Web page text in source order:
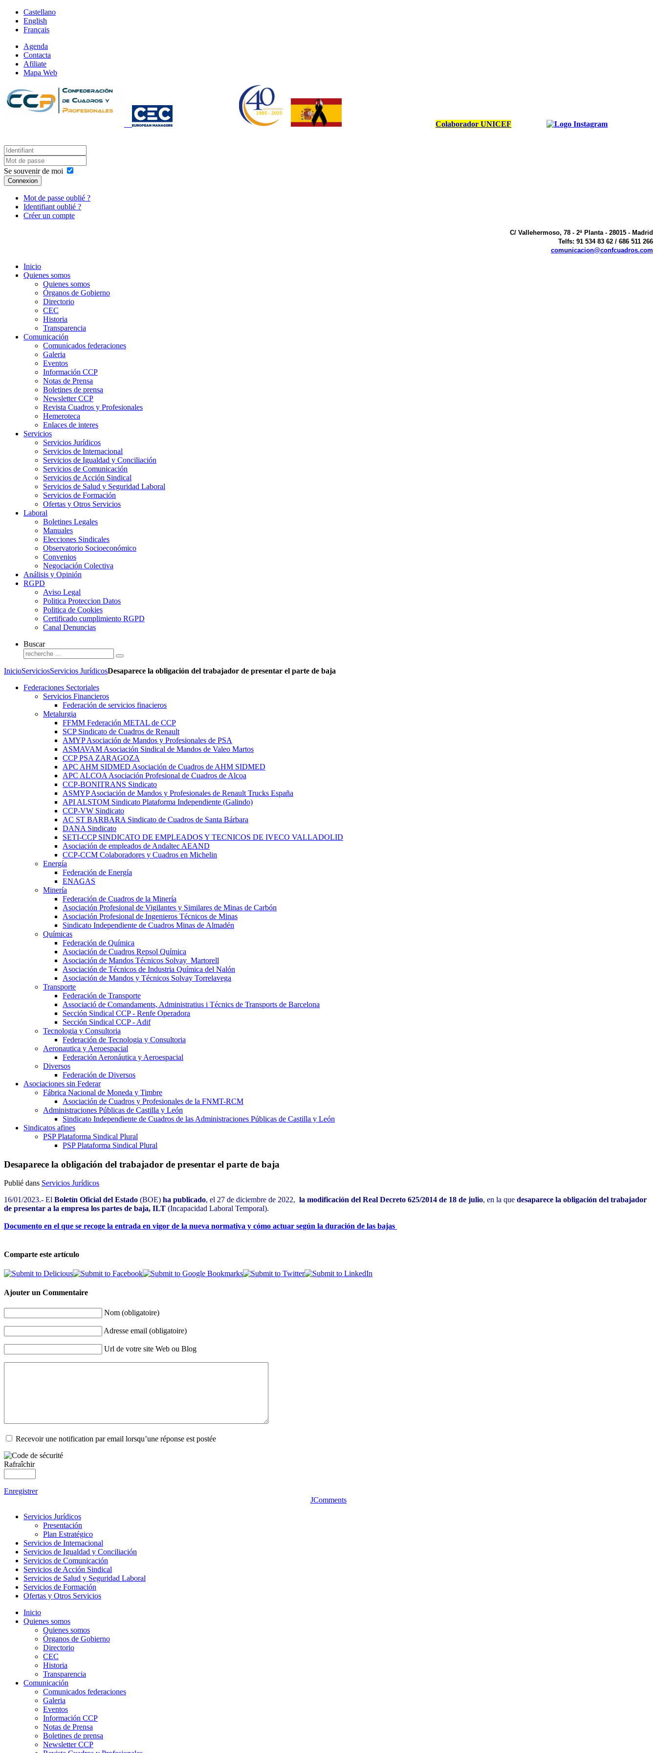
Castellano
English
Français
Agenda
Contacta
Afiliate
Mapa Web
Colaborador UNICEF
Se souvenir de moi
Connexion
Mot de passe oublié ?
Identifiant oublié ?
Créer un compte
C/ Vallehermoso, 78 - 2ª Planta - 28015 - Madrid
Telfs: 91 534 83 62 / 686 511 266
comunicacion@confcuadros.com
Inicio
Quienes somos
Quienes somos
Órganos de Gobierno
Directorio
CEC
Historia
Transparencia
Comunicación
Comunicados federaciones
Galeria
Eventos
Información CCP
Notas de Prensa
Boletines de prensa
Newsletter CCP
Revista Cuadros y Profesionales
Hemeroteca
Enlaces de interes
Servicios
Servicios Jurídicos
Servicios de Internacional
Servicios de Igualdad y Conciliación
Servicios de Comunicación
Servicios de Acción Sindical
Servicios de Salud y Seguridad Laboral
Servicios de Formación
Ofertas y Otros Servicios
Laboral
Boletines Legales
Manuales
Elecciones Sindicales
Observatorio Socioeconómico
Convenios
Negociación Colectiva
Análisis y Opinión
RGPD
Aviso Legal
Politica Proteccion Datos
Politica de Cookies
Certificado cumplimiento RGPD
Canal Denuncias
Buscar
InicioServiciosServicios JurídicosDesaparece la obligación del trabajador de presentar el parte de baja
Federaciones Sectoriales
Servicios Financieros
Federación de servicios finacieros
Metalurgia
FFMM Federación METAL de CCP
SCP Sindicato de Cuadros de Renault
AMYP Asociación de Mandos y Profesionales de PSA
ASMAVAM Asociación Sindical de Mandos de Valeo Martos
CCP PSA ZARAGOZA
APC AHM SIDMED Asociación de Cuadros de AHM SIDMED
APC ALCOA Asociación Profesional de Cuadros de Alcoa
CCP-BONITRANS Sindicato
ASMYP Asociación de Mandos y Profesionales de Renault Trucks España
API ALSTOM Sindicato Plataforma Independiente (Galindo)
CCP-VW Sindicato
AC ST BARBARA Sindicato de Cuadros de Santa Bárbara
DANA Sindicato
SETI-CCP SINDICATO DE EMPLEADOS Y TECNICOS DE IVECO VALLADOLID
Asociación de empleados de Andaltec AEAND
CCP-CCM Colaboradores y Cuadros en Michelin
Energía
Federación de Energía
ENAGAS
Minería
Federación de Cuadros de la Minería
Asociación Profesional de Vigilantes y Similares de Minas de Carbón
Asociación Profesional de Ingenieros Técnicos de Minas
Sindicato Independiente de Cuadros Minas de Almadén
Químicas
Federación de Química
Asociación de Cuadros Repsol Química
Asociación de Mandos Técnicos Solvay_Martorell
Asociación de Técnicos de Industria Química del Nalón
Asociación de Mandos y Técnicos Solvay Torrelavega
Transporte
Federación de Transporte
Associació de Comandaments, Administratius i Técnics de Transports de Barcelona
Sección Sindical CCP - Renfe Operadora
Sección Sindical CCP - Adif
Tecnologia y Consultoria
Federación de Tecnologia y Consultoria
Aeronautica y Aeroespacial
Federación Aeronáutica y Aeroespacial
Diversos
Federación de Diversos
Asociaciones sin Federar
Fábrica Nacional de Moneda y Timbre
Asociación de Cuadros y Profesionales de la FNMT-RCM
Administraciones Públicas de Castilla y León
Sindicato Independiente de Cuadros de las Administraciones Públicas de Castilla y León
Sindicatos afines
PSP Plataforma Sindical Plural
PSP Plataforma Sindical Plural
Desaparece la obligación del trabajador de presentar el parte de baja
Publié dans Servicios Jurídicos
16/01/2023.- El Boletín Oficial del Estado (BOE) ha publicado, el 27 de diciembre de 2022, la modificación del Real Decreto 625/2014 de 18 de julio, en la que desaparece la obligación del trabajador
de presentar a la empresa los partes de baja, ILT (Incapacidad Laboral Temporal).
Documento en el que se recoge la entrada en vigor de la nueva normativa y cómo actuar según la duración de las bajas
Comparte este artículo
Ajouter un Commentaire
Nom (obligatoire)
Adresse email (obligatoire)
Url de votre site Web ou Blog
Recevoir une notification par email lorsqu’une réponse est postée
Rafraîchir
Enregistrer
JComments
Servicios Jurídicos
Presentación
Plan Estratégico
Servicios de Internacional
Servicios de Igualdad y Conciliación
Servicios de Comunicación
Servicios de Acción Sindical
Servicios de Salud y Seguridad Laboral
Servicios de Formación
Ofertas y Otros Servicios
Inicio
Quienes somos
Quienes somos
Órganos de Gobierno
Directorio
CEC
Historia
Transparencia
Comunicación
Comunicados federaciones
Galeria
Eventos
Información CCP
Notas de Prensa
Boletines de prensa
Newsletter CCP